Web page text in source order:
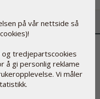
på vår nettside så
og tredjepartscookies
å gi personlig reklame
Vi måler